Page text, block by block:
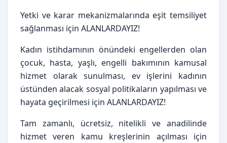
Yetki ve karar mekanizmalarında eşit temsiliyet
sağlanması için ALANLARDAYIZ!
Kadın istihdamının önündeki engellerden olan
çocuk, hasta, yaşlı, engelli bakımının kamusal
hizmet olarak sunulması, ev işlerini kadının
üstünden alacak sosyal politikaların yapılması ve
hayata geçirilmesi için ALANLARDAYIZ!
Tam zamanlı, ücretsiz, nitelikli ve anadilinde
hizmet veren kamu kreşlerinin açılması için